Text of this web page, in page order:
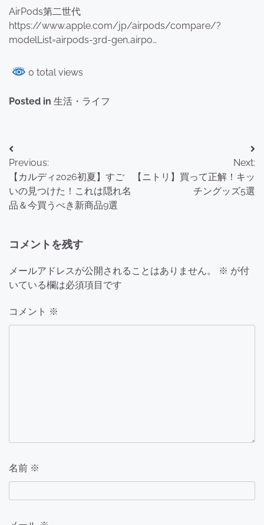
AirPods第二世代
https://www.apple.com/jp/airpods/compare/?
modelList=airpods-3rd-gen,airpo…
0 total views
Posted in 生活・ライフ
投
稿
ナ
ビ
ゲ
シ
ン
Previous:
【カルディ2026初夏】すご
いの見つけた！これは隠れ名
品＆今買うべき新商品9選
Next:
【ニトリ】買って正解！キッ
チングッズ5選
コメントを残す
メールアドレスが公開されることはありません。 ※ が付
いている欄は必須項目です
コメント ※
名前 ※